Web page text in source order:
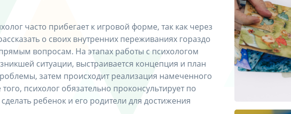
часто прибегает к игровой форме, так как через
о своих внутренних переживаниях гораздо
вопросам. На этапах работы с психологом
ситуации, выстраивается концепция и план
затем происходит реализация намеченного
психолог обязательно проконсультирует по
ребенок и его родители для достижения